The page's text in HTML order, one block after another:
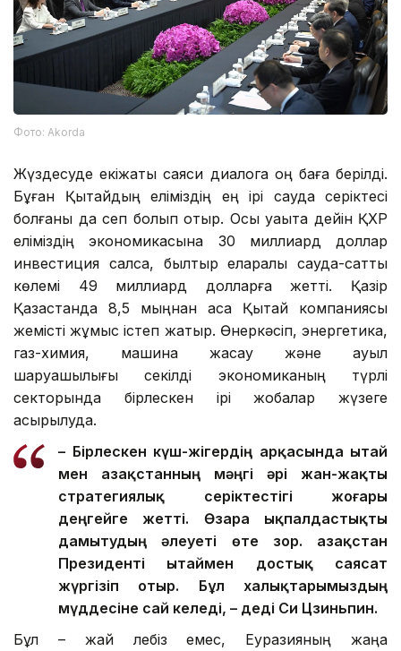
Фото: Аkorda
Жүздесуде екіжақты саяси диалогқа оң баға берілді.
Бұған Қытайдың еліміздің ең ірі сауда серіктесі
болғаны да сеп болып отыр. Осы уақытқа дейін ҚХР
еліміздің экономикасына 30 миллиард доллар
инвестиция салса, былтыр еларалық сауда-саттық
көлемі 49 миллиард долларға жетті. Қазір
Қазақстанда 8,5 мыңнан аса Қытай компаниясы
жемісті жұмыс істеп жатыр. Өнеркәсіп, энергетика,
газ-химия, машина жасау және ауыл
шаруашылығы секілді экономиканың түрлі
секторында бірлескен ірі жобалар жүзеге
асырылуда.
– Бірлескен күш-жігердің арқасында Қытай
мен Қазақстанның мәңгі әрі жан-жақты
стратегиялық серіктестігі жоғары
деңгейге жетті. Өзара ықпалдастықты
дамытудың әлеуеті өте зор. Қазақстан
Президенті Қытаймен достық саясат
жүргізіп отыр. Бұл халықтарымыздың
мүддесіне сай келеді, – деді Си Цзиньпин.
Бұл – жай лебіз емес, Еуразияның жаңа